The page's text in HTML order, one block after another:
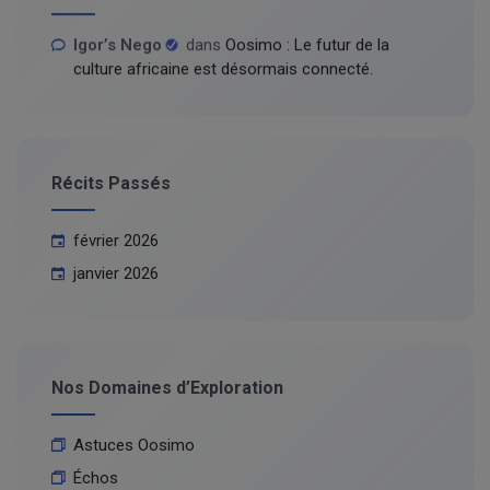
Igor’s Nego dans Oosimo : Le futur de la
culture africaine est désormais connecté.
Récits Passés
février 2026
janvier 2026
Nos Domaines d’Exploration
Astuces Oosimo
Échos